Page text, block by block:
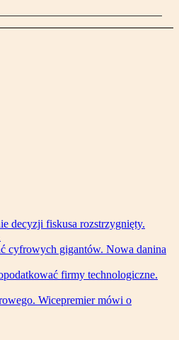
decyzji fiskusa rozstrzygnięty.
cyfrowych gigantów. Nowa danina
firmy technologiczne.
Wicepremier mówi o